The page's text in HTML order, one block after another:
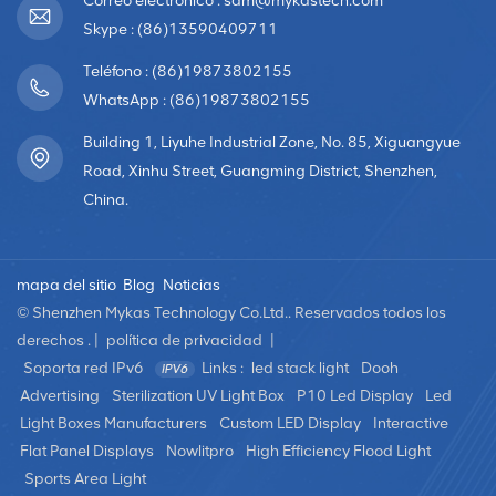
los mensajes se entreguen con el máximo
impacto.pantallas LED sobresalir en hacer que la
analicen informes financieros, tendencias del mercado o
planes estratégicos, estas pantallas transforman datos
secos en cautivadoras representaciones visuales. Esto
fomenta una mejor comprensión y toma de decisiones
entre las partes interesadas, mejorando la calidad
contenidos. Ofrecen una amplia gama de capacidades,
lo que los convierte en activos indispensables en la sala
de juntas:Experiencia visual mejorada: las pantallas LED
brindan imágenes vibrantes y de alta resolución, lo que
ofrece una experiencia de visualización mejorada para
presentaciones, análisis de datos y debates
colaborativos. Esta calidad visual mejorada puede
ayudar en los procesos de toma de decisiones al
Skype : (86)13590409711
Teléfono : (86)19873802155
WhatsApp : (86)19873802155
Building 1, Liyuhe Industrial Zone, No. 85, Xiguangyue
Road, Xinhu Street, Guangming District, Shenzhen,
China.
mapa del sitio Blog Noticias
© Shenzhen Mykas Technology Co.Ltd.. Reservados todos los
derechos . |
política de privacidad
Soporta red IPv6
Links : led stack light
Dooh
Advertising
Sterilization UV Light Box P10 Led Display
Led
Light Boxes Manufacturers
Custom LED Display
Interactive
Flat Panel Displays
Nowlitpro
High Efficiency Flood Light
Sports Area Light